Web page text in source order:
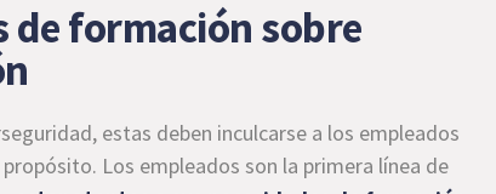
formación sobre
estas deben inculcarse a los empleados
Los empleados son la primera línea de